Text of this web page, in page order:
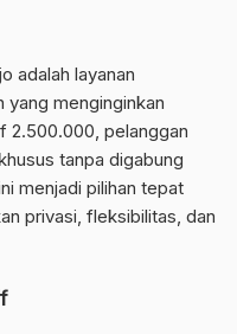
adalah layanan
yang menginginkan
2.500.000, pelanggan
tanpa digabung
menjadi pilihan tepat
privasi, fleksibilitas, dan